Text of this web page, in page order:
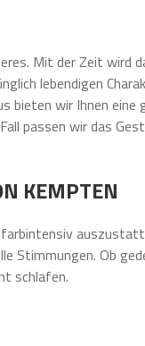
Mit der Zeit wird
lebendigen
bieten wir Ihnen eine
passen wir das
KEMPTEN
Stimmungen. Ob
schlafen.